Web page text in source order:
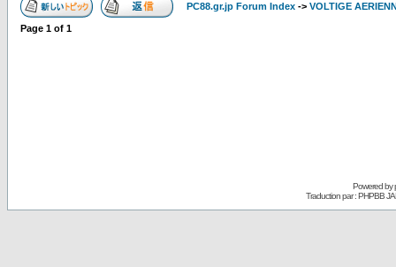
PC88.gr.jp Forum Index -> VOLTIGE
Page 1 of 1
Powered by
Traduction par : PHPBB